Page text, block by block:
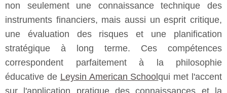
non seulement une connaissance technique des
instruments financiers, mais aussi un esprit critique,
une évaluation des risques et une planification
stratégique à long terme. Ces compétences
correspondent parfaitement à la philosophie
éducative de Leysin American Schoolqui met l'accent
sur l'application pratique des connaissances et la